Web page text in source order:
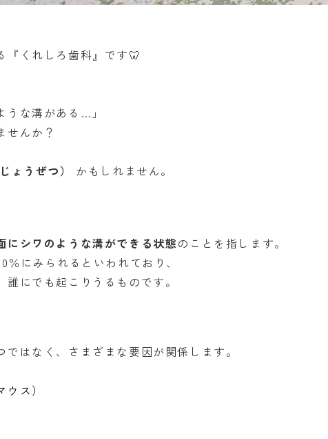
『くれしろ歯科』です🦷
うな溝がある…」
せんか？
ょうぜつ） かもしれません。
にシワのような溝ができる状態のことを指します。
％にみられるといわれており、
にでも起こりうるものです。
はなく、さまざまな要因が関係します。
ス）